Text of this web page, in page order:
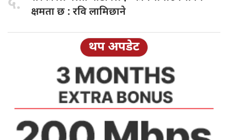
५.
क्षमता छ : रवि लामिछाने
थप अपडेट